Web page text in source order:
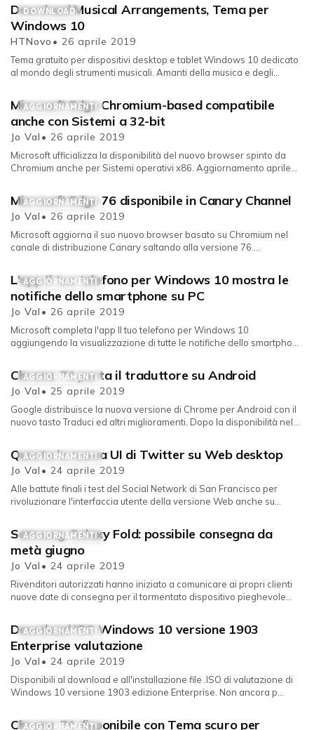
DOWNLOAD
Download Musical Arrangements, Tema per
Windows 10
HTNovo• 26 aprile 2019
Tema gratuito per dispositivi desktop e tablet Windows 10 dedicato
al mondo degli strumenti musicali. Amanti della musica e degli
AGGIORNAMENTI
Microsoft Edge Chromium-based compatibile
anche con Sistemi a 32-bit
Jo Val• 26 aprile 2019
Microsoft ufficializza la disponibilità del nuovo browser spinto da
Chromium anche per Sistemi operativi x86. Aggiornamento aprile
AGGIORNAMENTI
Microsoft Edge 76 disponibile in Canary Channel
Jo Val• 26 aprile 2019
Microsoft aggiorna il suo nuovo browser basato su Chromium nel
canale di distribuzione Canary saltando alla versione 76.
AGGIORNAMENTI
L'app Il tuo telefono per Windows 10 mostra le
notifiche dello smartphone su PC
Jo Val• 26 aprile 2019
Microsoft completa l'app Il tuo telefono per Windows 10
aggiungendo la visualizzazione di tutte le notifiche dello smartphone
AGGIORNAMENTI
Chrome 74 porta il traduttore su Android
Jo Val• 25 aprile 2019
Google distribuisce la nuova versione di Chrome per Android con il
nuovo tasto Traduci ed altri miglioramenti. Dopo la disponibilità nel...
AGGIORNAMENTI
Questa la nuova UI di Twitter su Web desktop
Jo Val• 24 aprile 2019
Alle battute finali i test del Social Network di San Francisco per
rivoluzionare l'interfaccia utente della versione Web anche su
AGGIORNAMENTI
Samsung Galaxy Fold: possibile consegna da
metà giugno
Jo Val• 24 aprile 2019
Rivenditori autorizzati hanno iniziato a comunicare ai propri clienti
nuove date di consegna per il tormentato dispositivo pieghevole
AGGIORNAMENTI
Download ISO Windows 10 versione 1903
Enterprise valutazione
Jo Val• 24 aprile 2019
Disponibili al download e all'installazione file .ISO di valutazione di
Windows 10 versione 1903 edizione Enterprise. Non ancora p...
AGGIORNAMENTI
Chrome 74 disponibile con Tema scuro per